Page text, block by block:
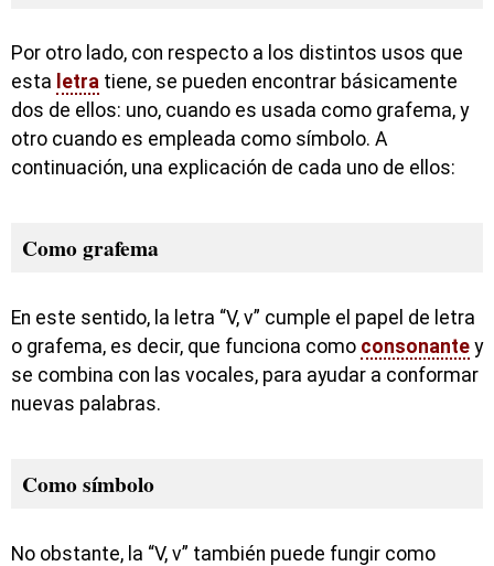
Por otro lado, con respecto a los distintos usos que
esta letra tiene, se pueden encontrar básicamente
dos de ellos: uno, cuando es usada como grafema, y
otro cuando es empleada como símbolo. A
continuación, una explicación de cada uno de ellos:
Como grafema
En este sentido, la letra “V, v” cumple el papel de letra
o grafema, es decir, que funciona como consonante y
se combina con las vocales, para ayudar a conformar
nuevas palabras.
Como símbolo
No obstante, la “V, v” también puede fungir como